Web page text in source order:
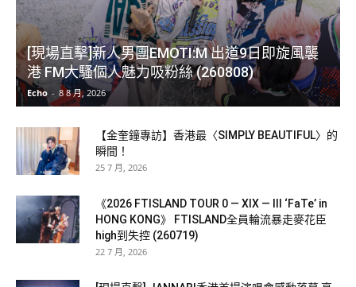
[現場直擊]新人男團EMOTI:M 出道9日即旋風襲
港 FM大騷個人魅力吸粉絲 (260808)
Echo - 8 8 月, 2026
【金奎鐘專訪】香港最〈SIMPLY BEAUTIFUL〉的
瞬間！
25 7 月, 2026
《2026 FTISLAND TOUR 0 — XIX — III ‘FaTe’ in
HONG KONG》 FTISLAND全員輪流暴走麥花臣
high到失控 (260719)
22 7 月, 2026